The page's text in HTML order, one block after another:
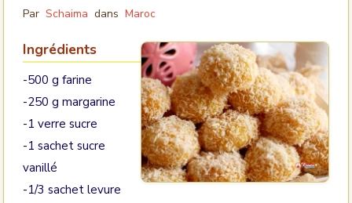
Par Schaima dans Maroc
Ingrédients
-500 g farine
-250 g margarine
-1 verre sucre
-1 sachet sucre
vanillé
-1/3 sachet levure